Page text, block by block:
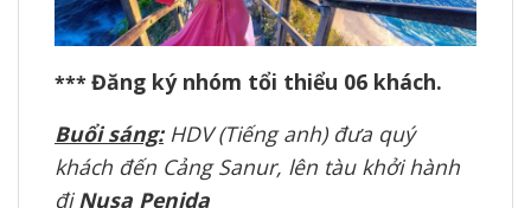
***Đăng ký nhóm tổi thiểu 06 khách.
Buổi sáng: HDV (Tiếng anh) đưa quý
khách đến Cảng Sanur, lên tàu khởi hành
đi Nusa Penida